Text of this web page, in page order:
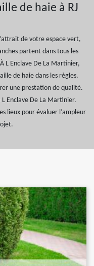
de haie à RJ
de votre espace vert,
partent dans tous les
L Enclave De La Martinier,
de haie dans les règles.
une prestation de qualité.
L Enclave De La Martinier.
lieux pour évaluer l’ampleur